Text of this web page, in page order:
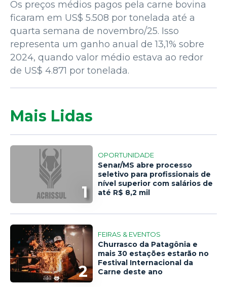
Os preços médios pagos pela carne bovina
ficaram em US$ 5.508 por tonelada até a
quarta semana de novembro/25. Isso
representa um ganho anual de 13,1% sobre
2024, quando valor médio estava ao redor
de US$ 4.871 por tonelada.
Mais Lidas
1
OPORTUNIDADE
Senar/MS abre processo
seletivo para profissionais de
nível superior com salários de
até R$ 8,2 mil
2
FEIRAS & EVENTOS
Churrasco da Patagônia e
mais 30 estações estarão no
Festival Internacional da
Carne deste ano